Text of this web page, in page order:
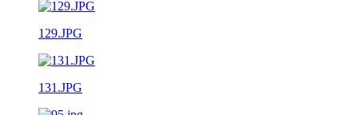
129.JPG
131.JPG